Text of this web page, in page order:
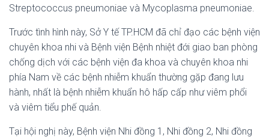
Streptococcus pneumoniae và Mycoplasma pneumoniae.
Trước tình hình này, Sở Y tế TP.HCM đã chỉ đạo các bệnh viện
chuyên khoa nhi và Bệnh viện Bệnh nhiệt đới giao ban phòng
chống dịch với các bệnh viện đa khoa và chuyên khoa nhi
phía Nam về các bệnh nhiễm khuẩn thường gặp đang lưu
hành, nhất là bệnh nhiễm khuẩn hô hấp cấp như viêm phổi
và viêm tiểu phế quản.
Tại hội nghị này, Bệnh viện Nhi đồng 1, Nhi đồng 2, Nhi đồng